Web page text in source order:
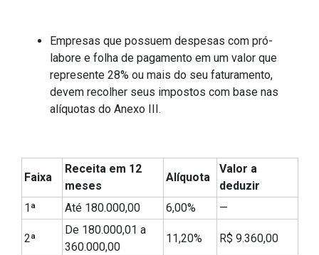
Empresas que possuem despesas com pró-
labore e folha de pagamento em um valor que
represente 28% ou mais do seu faturamento,
devem recolher seus impostos com base nas
alíquotas do Anexo III.
Faixa
Receita em 12
meses
Alíquota
Valor a
deduzir
1ª
Até 180.000,00 6,00% —
2ª
De 180.000,01 a
360.000,00
11,20% R$ 9.360,00